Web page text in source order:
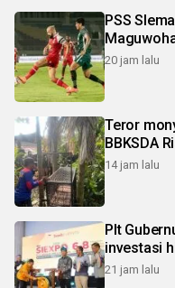
PSS
20 jam lalu
Teror
BBKSDA
14 jam lalu
Plt
investasi
21 jam lalu